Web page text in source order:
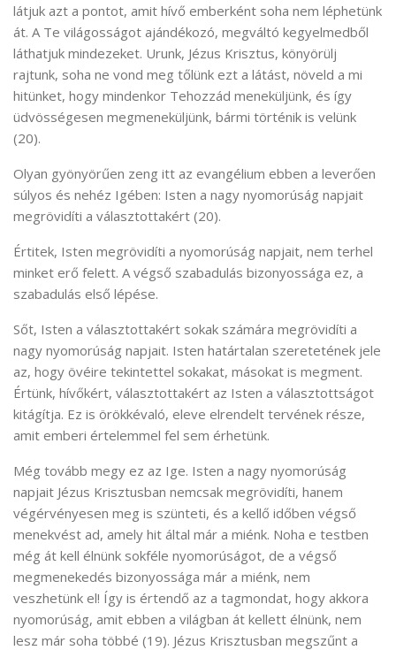
látjuk azt a pontot, amit hívő emberként soha nem léphetünk
át. A Te világosságot ajándékozó, megváltó kegyelmedből
láthatjuk mindezeket. Urunk, Jézus Krisztus, könyörülj
rajtunk, soha ne vond meg tőlünk ezt a látást, növeld a mi
hitünket, hogy mindenkor Tehozzád meneküljünk, és így
üdvösségesen megmeneküljünk, bármi történik is velünk
(20).
Olyan gyönyörűen zeng itt az evangélium ebben a leverően
súlyos és nehéz Igében: Isten a nagy nyomorúság napjait
megrövidíti a választottakért (20).
Értitek, Isten megrövidíti a nyomorúság napjait, nem terhel
minket erő felett. A végső szabadulás bizonyossága ez, a
szabadulás első lépése.
Sőt, Isten a választottakért sokak számára megrövidíti a
nagy nyomorúság napjait. Isten határtalan szeretetének jele
az, hogy övéire tekintettel sokakat, másokat is megment.
Értünk, hívőkért, választottakért az Isten a választottságot
kitágítja. Ez is örökkévaló, eleve elrendelt tervének része,
amit emberi értelemmel fel sem érhetünk.
Még tovább megy ez az Ige. Isten a nagy nyomorúság
napjait Jézus Krisztusban nemcsak megrövidíti, hanem
végérvényesen meg is szünteti, és a kellő időben végső
menekvést ad, amely hit által már a miénk. Noha e testben
még át kell élnünk sokféle nyomorúságot, de a végső
megmenekedés bizonyossága már a miénk, nem
veszhetünk el! Így is értendő az a tagmondat, hogy akkora
nyomorúság, amit ebben a világban át kellett élnünk, nem
lesz már soha többé (19). Jézus Krisztusban megszűnt a